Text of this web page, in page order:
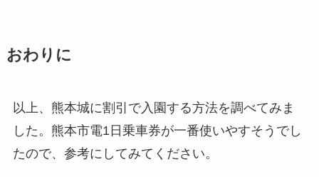
おわりに
以上、熊本城に割引で入園する方法を調べてみま
した。熊本市電1日乗車券が一番使いやすそうでし
たので、参考にしてみてください。